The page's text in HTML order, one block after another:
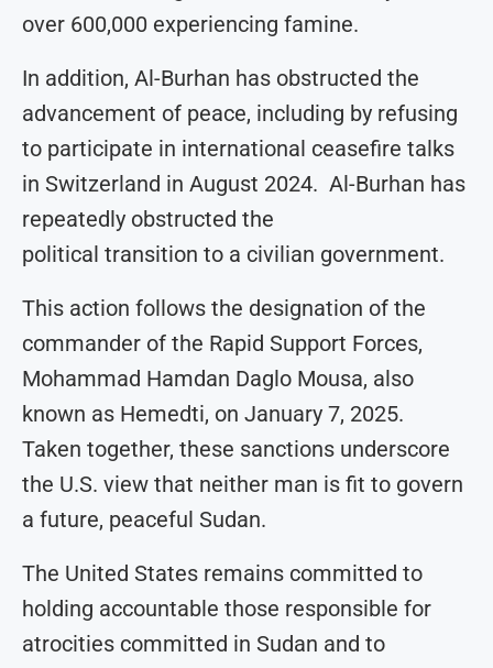
over 600,000 experiencing famine.
In addition, Al-Burhan has obstructed the
advancement of peace, including by refusing
to participate in international ceasefire talks
in Switzerland in August 2024. Al-Burhan has
repeatedly obstructed the
political transition to a civilian government.
This action follows the designation of the
commander of the Rapid Support Forces,
Mohammad Hamdan Daglo Mousa, also
known as Hemedti, on January 7, 2025.
Taken together, these sanctions underscore
the U.S. view that neither man is fit to govern
a future, peaceful Sudan.
The United States remains committed to
holding accountable those responsible for
atrocities committed in Sudan and to